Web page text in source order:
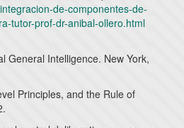
de-componentes-de-
tutor-prof-dr-anibal-ollero.html
General Intelligence. New York,
Principles, and the Rule of